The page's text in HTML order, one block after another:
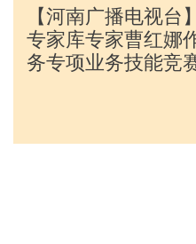
【河南广播电视
专家库专家曹红娜
务专项业务技能竞